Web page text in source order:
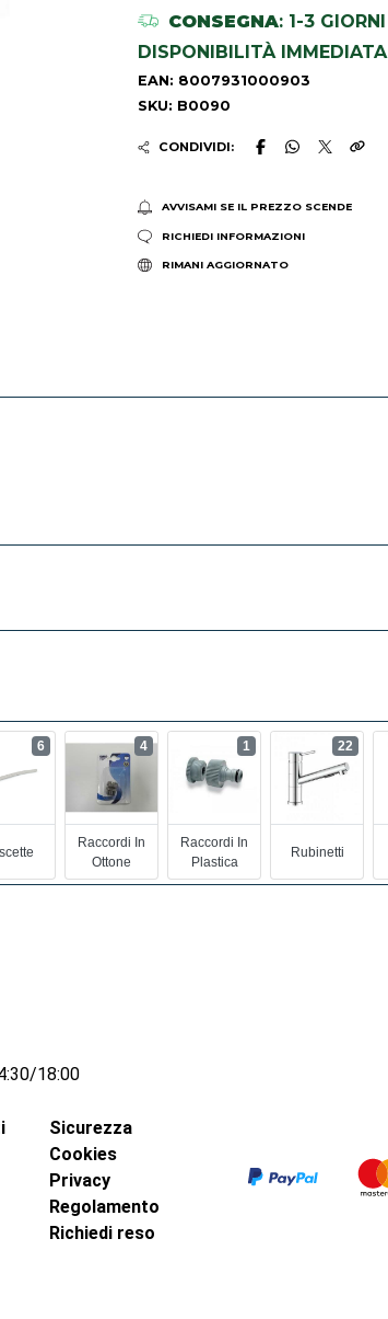
CONSEGNA: 1-3 GIORNI
DISPONIBILITÀ IMMEDIATA
EAN: 8007931000903
SKU: B0090
CONDIVIDI:
AVVISAMI SE IL PREZZO SCENDE
RICHIEDI INFORMAZIONI
RIMANI AGGIORNATO
6
Raccordi In
Ottone
4
Raccordi In
Plastica
1
Rubinetti
22
18:00
Sicurezza
Cookies
Privacy
Regolamento
Richiedi reso